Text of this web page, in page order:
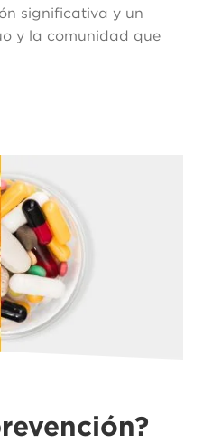
significativa y un
y la comunidad que